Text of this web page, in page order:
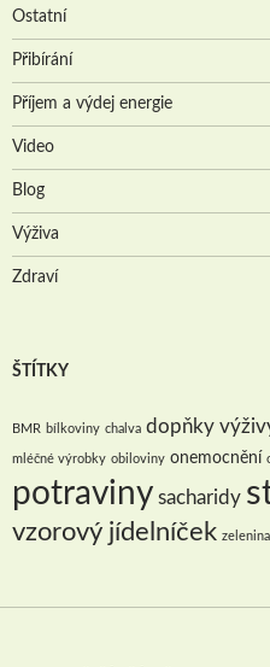
Ostatní
Přibírání
Příjem a výdej energie
Video
Blog
Výživa
Zdraví
ŠTÍTKY
BMR bílkoviny chalva dopňky
mléčné výrobky obiloviny onemocnění
potraviny sacharidy
vzorový jídelníček zelenina